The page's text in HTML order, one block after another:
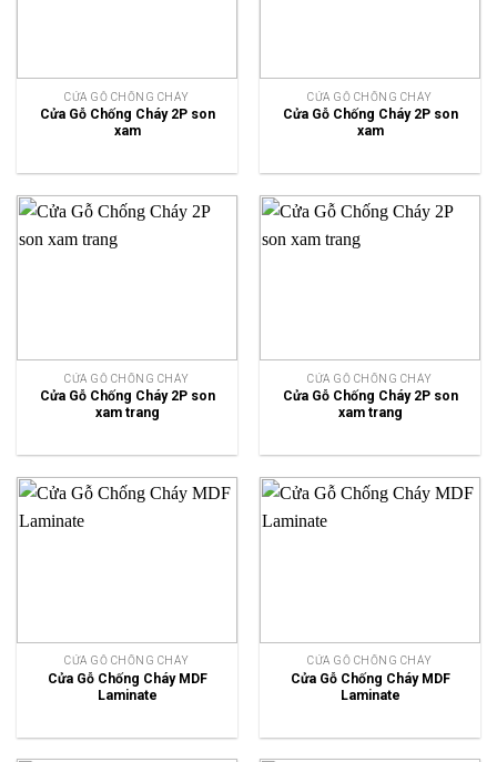
CỬA GỖ CHỐNG CHÁY
Cửa Gỗ Chống Cháy 2P son
xam
CỬA GỖ CHỐNG CHÁY
Cửa Gỗ Chống Cháy 2P son
xam
CỬA GỖ CHỐNG CHÁY
Cửa Gỗ Chống Cháy 2P son
xam trang
CỬA GỖ CHỐNG CHÁY
Cửa Gỗ Chống Cháy 2P son
xam trang
CỬA GỖ CHỐNG CHÁY
Cửa Gỗ Chống Cháy MDF
Laminate
CỬA GỖ CHỐNG CHÁY
Cửa Gỗ Chống Cháy MDF
Laminate